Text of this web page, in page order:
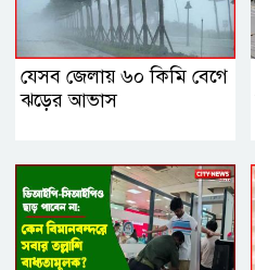
যেসব জেলায় ৬০ কিমি বেগে
ঝড়ের আভাস